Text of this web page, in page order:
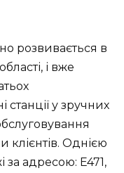
розвивається в
і вже
станції у зручних
Однією
за адресою: E471,